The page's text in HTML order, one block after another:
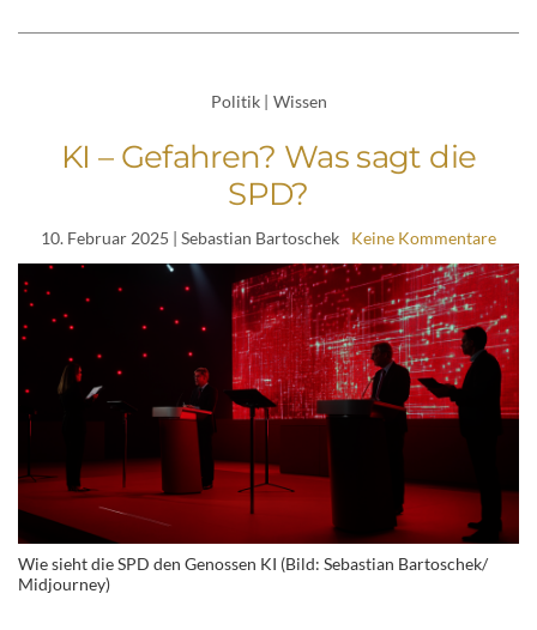
Politik | Wissen
KI – Gefahren? Was sagt die
SPD?
10. Februar 2025 | Sebastian Bartoschek Keine Kommentare
Wie sieht die SPD den Genossen KI (Bild: Sebastian Bartoschek/
Midjourney)